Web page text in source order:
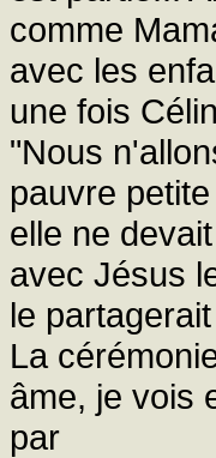
comme
avec les
une fois
"Nous
pauvre
elle ne
avec Jésus
le
La
âme, je vois
par